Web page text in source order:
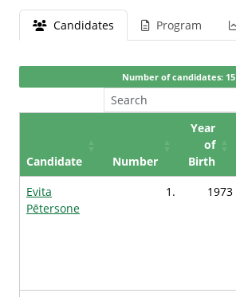
Candidates Program
Number of candidates: 15
Candidate Number
Year
of
Birth
Evita
Pētersone
1. 1973